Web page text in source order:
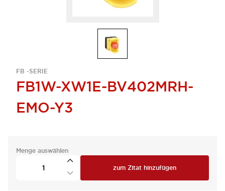
FB -SERIE
FB1W-XW1E-BV402MRH-
EMO-Y3
Menge auswählen
zum Zitat hinzufügen